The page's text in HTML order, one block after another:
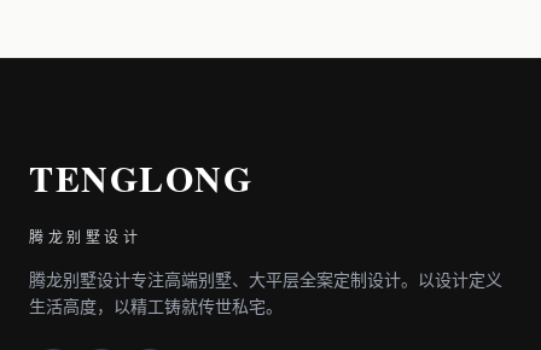
TENGLONG
腾龙别墅设计
腾龙别墅设计专注高端别墅、大平层全案定制设计。以设计定义
生活高度，以精工铸就传世私宅。